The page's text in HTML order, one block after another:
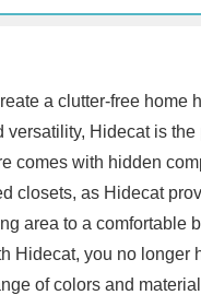
a clutter-free
Hidecat is
comes with hidden
closets, as Hidecat
area to a
Hidecat, you no
of colors and